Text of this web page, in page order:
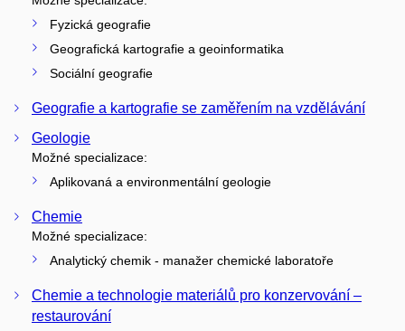
Fyzická geografie
Geografická kartografie a geoinformatika
Sociální geografie
Geografie a kartografie se zaměřením na vzdělávání
Geologie
Možné specializace:
Aplikovaná a environmentální geologie
Chemie
Možné specializace:
Analytický chemik - manažer chemické laboratoře
Chemie a technologie materiálů pro konzervování –
restaurování